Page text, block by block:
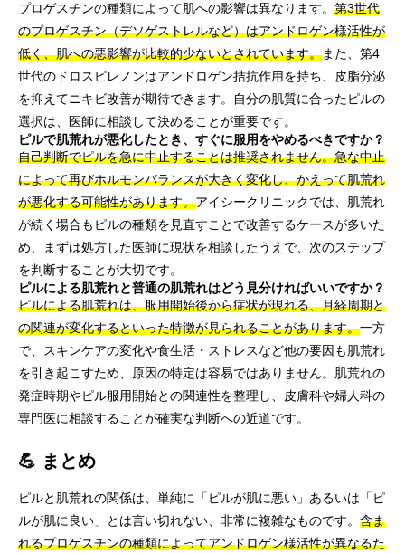
プロゲスチンの種類によって肌への影響は異なります。 第3世代
のプロゲスチン（デソゲストレルなど）はアンドロゲン様活性が
低く、肌への悪影響が比較的少ないとされています。また、第4
世代のドロスピレノンはアンドロゲン拮抗作用を持ち、皮脂分泌
を抑えてニキビ改善が期待できます。自分の肌質に合ったピルの
選択は、医師に相談して決めることが重要です。
ピルで肌荒れが悪化したとき、すぐに服用をやめるべきですか？
自己判断でピルを急に中止することは推奨されません。急な中止
によって再びホルモンバランスが大きく変化し、かえって肌荒れ
が悪化する可能性があります。アイシークリニックでは、肌荒れ
が続く場合もピルの種類を見直すことで改善するケースが多いた
め、まずは処方した医師に現状を相談したうえで、次のステップ
を判断することが大切です。
ピルによる肌荒れと普通の肌荒れはどう見分ければいいですか？
ピルによる肌荒れは、服用開始後から症状が現れる、月経周期と
の関連が変化するといった特徴が見られることがあります。一方
で、スキンケアの変化や食生活・ストレスなど他の要因も肌荒れ
を引き起こすため、原因の特定は容易ではありません。肌荒れの
発症時期やピル服用開始との関連性を整理し、皮膚科や婦人科の
専門医に相談することが確実な判断への近道です。
💪 まとめ
ピルと肌荒れの関係は、単純に「ピルが肌に悪い」あるいは「ピ
ルが肌に良い」とは言い切れない、非常に複雑なものです。 含ま
れるプロゲスチンの種類によってアンドロゲン様活性が異なるた